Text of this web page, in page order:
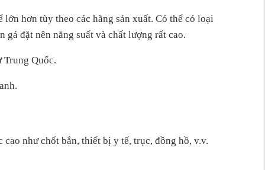
hơn tùy theo các hãng sản xuất. Có thể có loại
đặt nên năng suất và chất lượng rất cao.
Trung Quốc.
như chốt bắn, thiết bị y tế, trục, đồng hồ, v.v.